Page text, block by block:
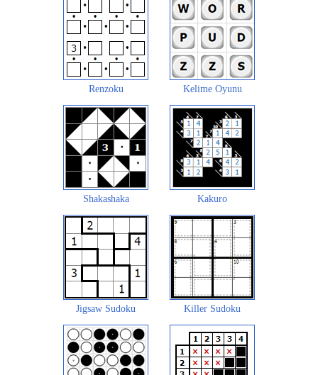
Renzoku Kelime Oyunu
Shakashaka Kakuro
Jigsaw Sudoku Killer Sudoku